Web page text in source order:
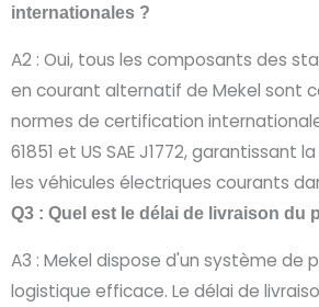
internationales ?
A2 : Oui, tous les composants des
en courant alternatif de Mekel sont
normes de certification
61851 et US SAE J1772, garantissant
les véhicules électriques courants
Q3 : Quel est le délai de livraison du
A3 : Mekel dispose d'un système de
logistique efficace. Le délai de